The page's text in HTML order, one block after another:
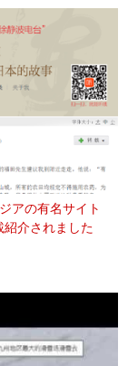
アの有名サイト
介されました